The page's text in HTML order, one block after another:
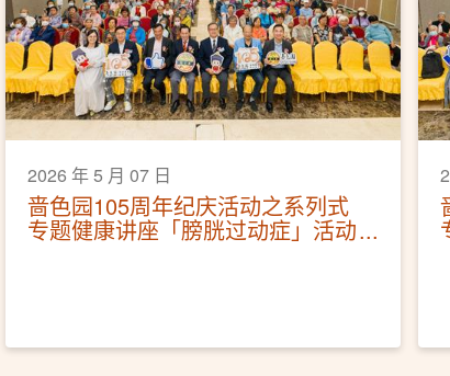
2026 年 5 月 07 日
啬色园105周年纪庆活动之系列式
专题健康讲座「膀胱过动症」活动